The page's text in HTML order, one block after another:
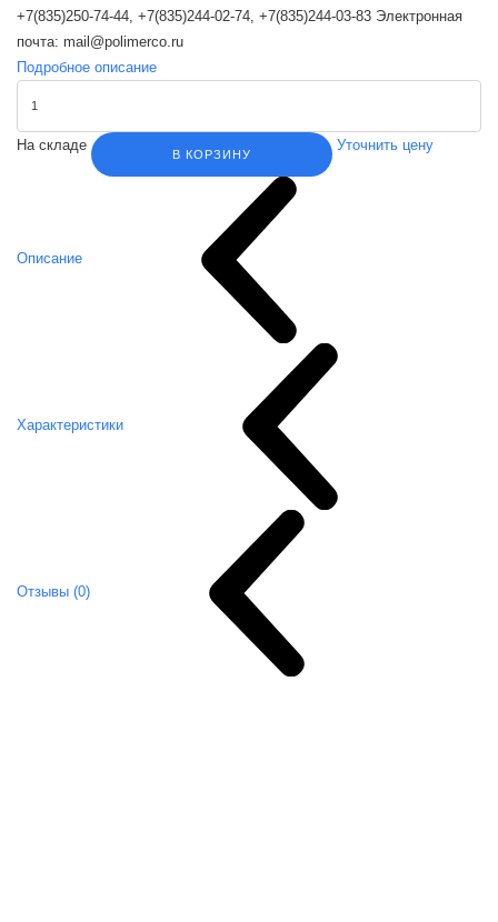
+7(835)250-74-44, +7(835)244-02-74, +7(835)244-03-83 Электронная
почта: mail@polimerco.ru
Подробное описание
На складе
В КОРЗИНУ
Уточнить цену
Описание
Характеристики
Отзывы (0)